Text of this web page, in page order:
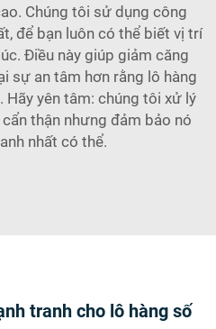
Chúng tôi sử dụng công
để bạn luôn có thể biết vị trí
Điều này giúp giảm căng
sự an tâm hơn rằng lô hàng
Hãy yên tâm: chúng tôi xử lý
thận nhưng đảm bảo nó
nhất có thể.
tranh cho lô hàng số